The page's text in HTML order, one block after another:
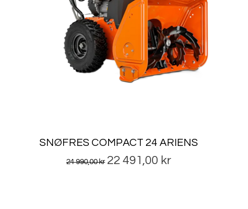
SNØFRES COMPACT 24 ARIENS
Vanlig pris
24 990,00 kr Salgspris
22 491,00 kr